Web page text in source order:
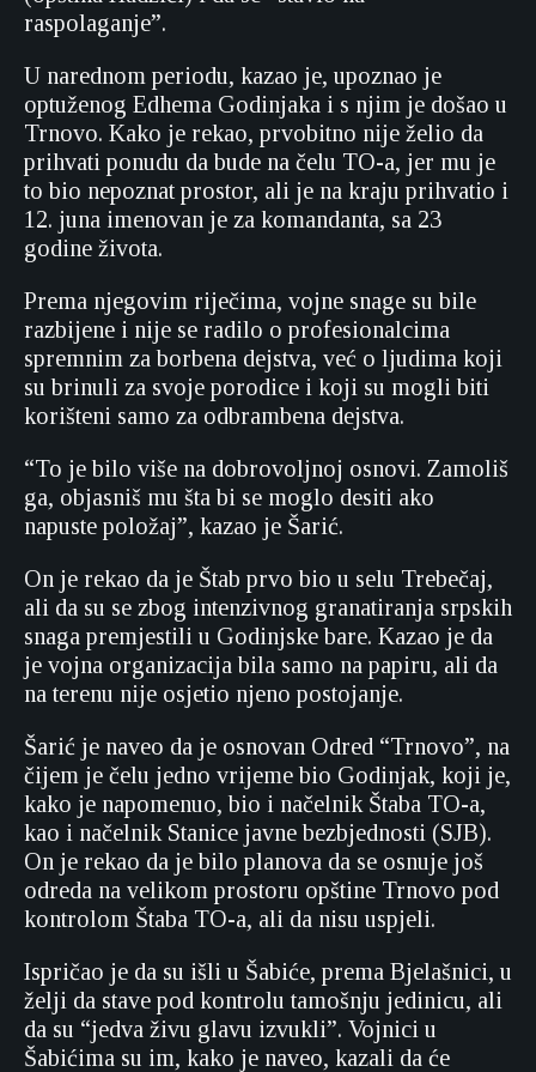
raspolaganje”.
U narednom periodu, kazao je, upoznao je
optuženog Edhema Godinjaka i s njim je došao u
Trnovo. Kako je rekao, prvobitno nije želio da
prihvati ponudu da bude na čelu TO-a, jer mu je
to bio nepoznat prostor, ali je na kraju prihvatio i
12. juna imenovan je za komandanta, sa 23
godine života.
Prema njegovim riječima, vojne snage su bile
razbijene i nije se radilo o profesionalcima
spremnim za borbena dejstva, već o ljudima koji
su brinuli za svoje porodice i koji su mogli biti
korišteni samo za odbrambena dejstva.
“To je bilo više na dobrovoljnoj osnovi. Zamoliš
ga, objasniš mu šta bi se moglo desiti ako
napuste položaj”, kazao je Šarić.
On je rekao da je Štab prvo bio u selu Trebečaj,
ali da su se zbog intenzivnog granatiranja srpskih
snaga premjestili u Godinjske bare. Kazao je da
je vojna organizacija bila samo na papiru, ali da
na terenu nije osjetio njeno postojanje.
Šarić je naveo da je osnovan Odred “Trnovo”, na
čijem je čelu jedno vrijeme bio Godinjak, koji je,
kako je napomenuo, bio i načelnik Štaba TO-a,
kao i načelnik Stanice javne bezbjednosti (SJB).
On je rekao da je bilo planova da se osnuje još
odreda na velikom prostoru opštine Trnovo pod
kontrolom Štaba TO-a, ali da nisu uspjeli.
Ispričao je da su išli u Šabiće, prema Bjelašnici, u
želji da stave pod kontrolu tamošnju jedinicu, ali
da su “jedva živu glavu izvukli”. Vojnici u
Šabićima su im, kako je naveo, kazali da će